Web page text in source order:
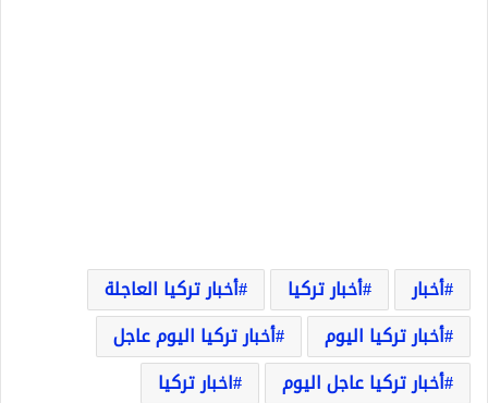
أخبار أخبار تركيا
أخبار تركيا العاجلة
أخبار تركيا اليوم
أخبار تركيا اليوم عاجل
أخبار تركيا عاجل اليوم
اخبار تركيا